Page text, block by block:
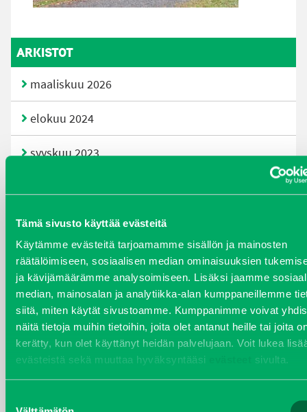
Tämä sivusto käyttää evästeitä
Käytämme evästeitä tarjoamamme sisällön ja mainosten
räätälöimiseen, sosiaalisen median ominaisuuksien
ja kävijämäärämme analysoimiseen. Lisäksi jaamme
median, mainosalan ja analytiikka-alan kumppaneillemme
siitä, miten käytät sivustoamme. Kumppanimme voivat
näitä tietoja muihin tietoihin, joita olet antanut heille tai joita
kerätty, kun olet käyttänyt heidän palvelujaan. Voit lukea
evästeistä sekä muuttaa hyväksyntääsi
sivulta.
ARKISTOT
maaliskuu 2026
elokuu 2024
syyskuu 2023
huhtikuu 2022
helmikuu 2022
joulukuu 2021
lokakuu 2021
kesäkuu 2021